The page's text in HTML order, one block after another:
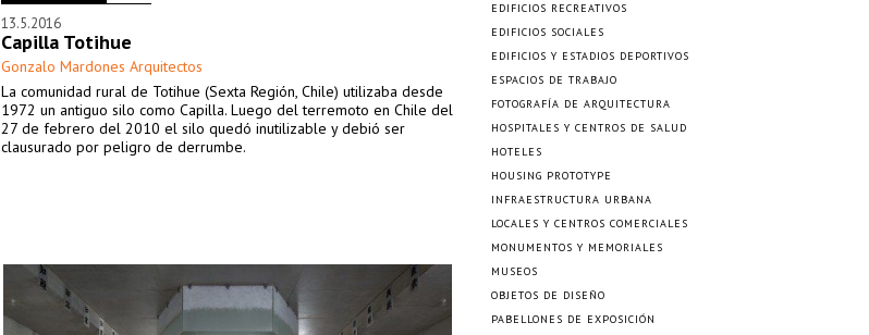
13.5.2016
Capilla Totihue
Gonzalo Mardones Arquitectos
La comunidad rural de Totihue (Sexta Región, Chile) utilizaba desde
1972 un antiguo silo como Capilla. Luego del terremoto en Chile del
27 de febrero del 2010 el silo quedó inutilizable y debió ser
clausurado por peligro de derrumbe.
EDIFICIOS RECREATIVOS
EDIFICIOS SOCIALES
EDIFICIOS Y ESTADIOS DEPORTIVOS
ESPACIOS DE TRABAJO
FOTOGRAFÍA DE ARQUITECTURA
HOSPITALES Y CENTROS DE SALUD
HOTELES
HOUSING PROTOTYPE
INFRAESTRUCTURA URBANA
LOCALES Y CENTROS COMERCIALES
MONUMENTOS Y MEMORIALES
MUSEOS
OBJETOS DE DISEÑO
PABELLONES DE EXPOSICIÓN